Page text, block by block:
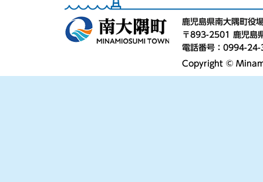
鹿児島県南大隅町役
〒893-2501 鹿児島
電話番号：0994-
Copyright ©